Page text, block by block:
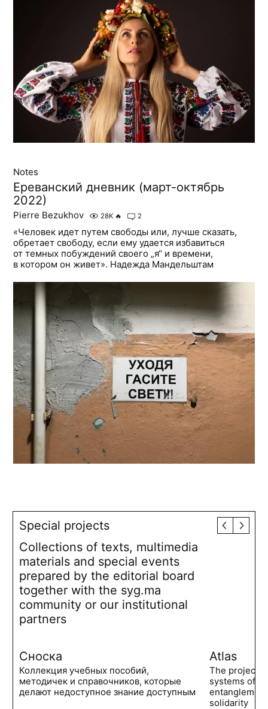
Notes
Ереванский дневник (март-октябрь
2022)
Pierre Bezukhov 28K 🔥 2
«Человек идет путем свободы или, лучше сказать,
обретает свободу, если ему удается избавиться
от темных побуждений своего „я“ и времени,
в котором он живет». Надежда Мандельштам
Special projects
Collections of texts, multimedia
materials and special events
prepared by the editorial board
together with the syg.ma
community or our institutional
partners
Сноска
Коллекция учебных пособий,
методичек и справочников, которые
делают недоступное знание доступным
Atlas
The project
systems of
solidarity